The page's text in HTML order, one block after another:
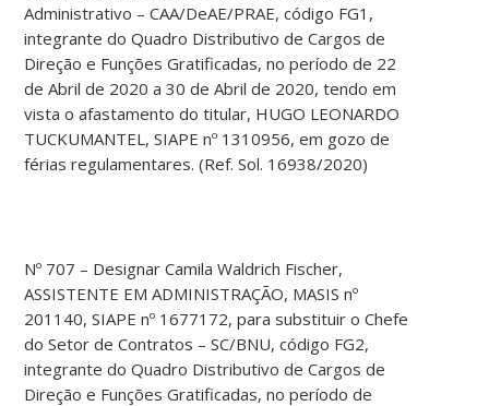
Administrativo – CAA/DeAE/PRAE, código FG1,
integrante do Quadro Distributivo de Cargos de
Direção e Funções Gratificadas, no período de 22
de Abril de 2020 a 30 de Abril de 2020, tendo em
vista o afastamento do titular, HUGO LEONARDO
TUCKUMANTEL, SIAPE nº 1310956, em gozo de
férias regulamentares. (Ref. Sol. 16938/2020)
Nº 707 – Designar Camila Waldrich Fischer,
ASSISTENTE EM ADMINISTRAÇÃO, MASIS nº
201140, SIAPE nº 1677172, para substituir o Chefe
do Setor de Contratos – SC/BNU, código FG2,
integrante do Quadro Distributivo de Cargos de
Direção e Funções Gratificadas, no período de